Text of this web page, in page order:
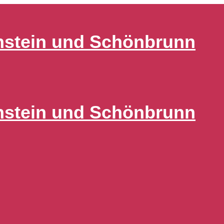
und Schönbrunn
und Schönbrunn